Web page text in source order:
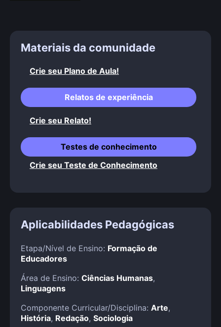
Materiais da comunidade
Crie seu Plano de Aula!
Relatos de experiência
Crie seu Relato!
Testes de conhecimento
Crie seu Teste de Conhecimento
Aplicabilidades Pedagógicas
Etapa/Nível de Ensino: Formação de
Educadores
Área de Ensino: Ciências Humanas,
Linguagens
Componente Curricular/Disciplina: Arte,
História, Redação, Sociologia